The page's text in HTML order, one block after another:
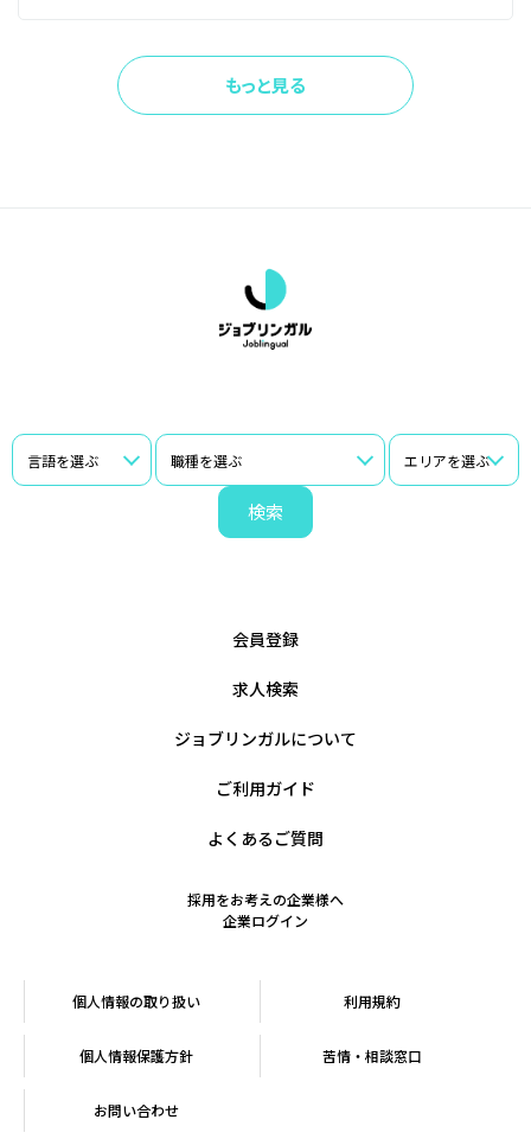
もっと見る
検索
会員登録
求人検索
ジョブリンガルについて
ご利用ガイド
よくあるご質問
採用をお考えの企業様へ
企業ログイン
個人情報の取り扱い 利用規約
個人情報保護方針 苦情・相談窓口
お問い合わせ